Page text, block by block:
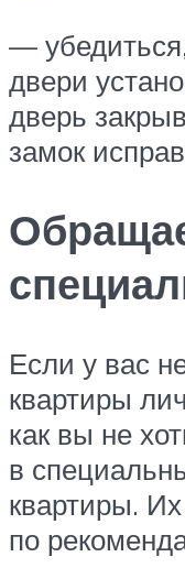
—
двери
дверь
замок
Если у вас
квартиры
как вы не
в
квартиры.
по